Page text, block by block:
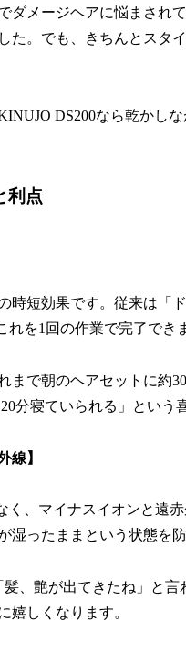
ダメージヘアに悩まされ
た。でも、きちんとス
DS200なら乾かし
利点
時短効果です。従来は
を1回の作業で完了でき
まで朝のヘアセットに約
分寝ていられる」という
線】
く、マイナスイオンと遠
湿ったままという状態を
、艶が出てきたね」と
嬉しくなります。